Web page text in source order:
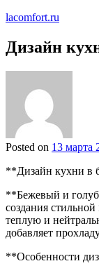
lacomfort.ru
Дизайн
Posted on 13 марта
**Дизайн кухни в
**Бежевый и
создания
теплую и
добавляет
**Особенности